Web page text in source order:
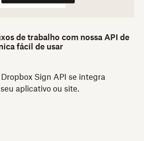
de trabalho com nossa API de
fácil de usar
Dropbox Sign API se integra
aplicativo ou site.